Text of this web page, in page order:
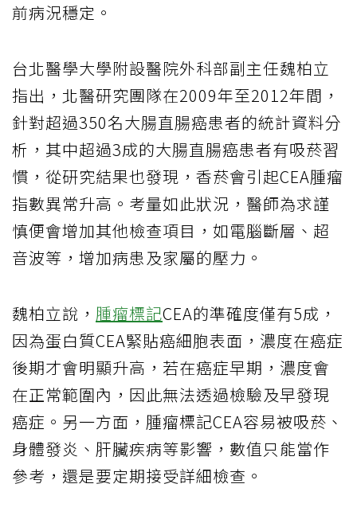
前病況穩定。
台北醫學大學附設醫院外科部副主任魏柏立
指出，北醫研究團隊在2009年至2012年間，
針對超過350名大腸直腸癌患者的統計資料分
析，其中超過3成的大腸直腸癌患者有吸菸習
慣，從研究結果也發現，香菸會引起CEA腫瘤
指數異常升高。考量如此狀況，醫師為求謹
慎便會增加其他檢查項目，如電腦斷層、超
音波等，增加病患及家屬的壓力。
魏柏立說， 腫瘤標記CEA的準確度僅有5成，
因為蛋白質CEA緊貼癌細胞表面，濃度在癌症
後期才會明顯升高，若在癌症早期，濃度會
在正常範圍內，因此無法透過檢驗及早發現
癌症。另一方面，腫瘤標記CEA容易被吸菸、
身體發炎、肝臟疾病等影響，數值只能當作
參考，還是要定期接受詳細檢查。